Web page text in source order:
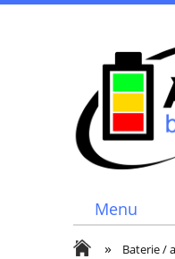
Menu
» Baterie /